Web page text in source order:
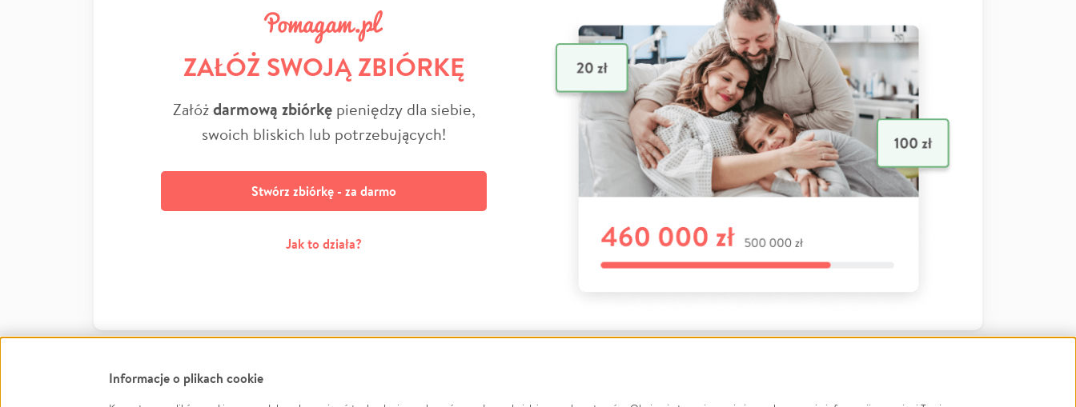
ZAŁÓŻ SWOJĄ ZBIÓRKĘ
Załóżdarmową zbiórkępieniędzy dla siebie,
swoich bliskich lub potrzebujących!
Stwórz zbiórkę - za darmo
Jak to działa?
Informacje o plikach cookie